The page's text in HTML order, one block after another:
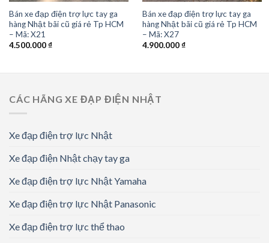
Bán xe đạp điện trợ lực tay ga
hàng Nhật bãi cũ giá rẻ Tp HCM
– Mã: X21
4.500.000₫
Bán xe đạp điện trợ lực tay ga
hàng Nhật bãi cũ giá rẻ Tp HCM
– Mã: X27
4.900.000₫
CÁC HÃNG XE ĐẠP ĐIỆN NHẬT
Xe đạp điện trợ lực Nhật
Xe đạp điện Nhật chạy tay ga
Xe đạp điện trợ lực Nhật Yamaha
Xe đạp điện trợ lực Nhật Panasonic
Xe đạp điện trợ lực thể thao